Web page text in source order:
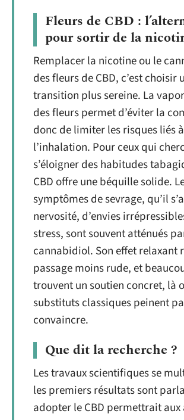
Fleurs de CBD :
pour sortir de la
Remplacer la nicotine ou le
des fleurs de CBD, c’est choisir
transition plus sereine. La
des fleurs permet d’éviter la
donc de limiter les risques liés à
l’inhalation. Pour ceux qui
s’éloigner des habitudes
CBD offre une béquille solide.
symptômes de sevrage, qu’il
nervosité, d’envies
stress, sont souvent atténués
cannabidiol. Son effet relaxant
passage moins rude, et
trouvent un soutien concret, là
substituts classiques peinent
convaincre.
Que dit la recherche ?
Les travaux scientifiques se
les premiers résultats sont
adopter le CBD permettrait aux